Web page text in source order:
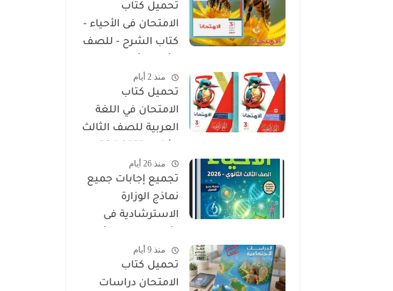
تحميل كتاب
الامتحان فى الأحياء -
كتاب الشرح - للصف
PDFمنذ 2 أيام
تحميل كتاب
الامتحان في اللغة
العربية للصف الثالث
كتاب الأسئلة
والتدريبات كامل
منذ 26 أيام
تجميع إجابات جميع
نماذج الوزارة
الاسترشادية فى
الثانوي 2026
منذ 9 أيام
تحميل كتاب
الامتحان دراسات